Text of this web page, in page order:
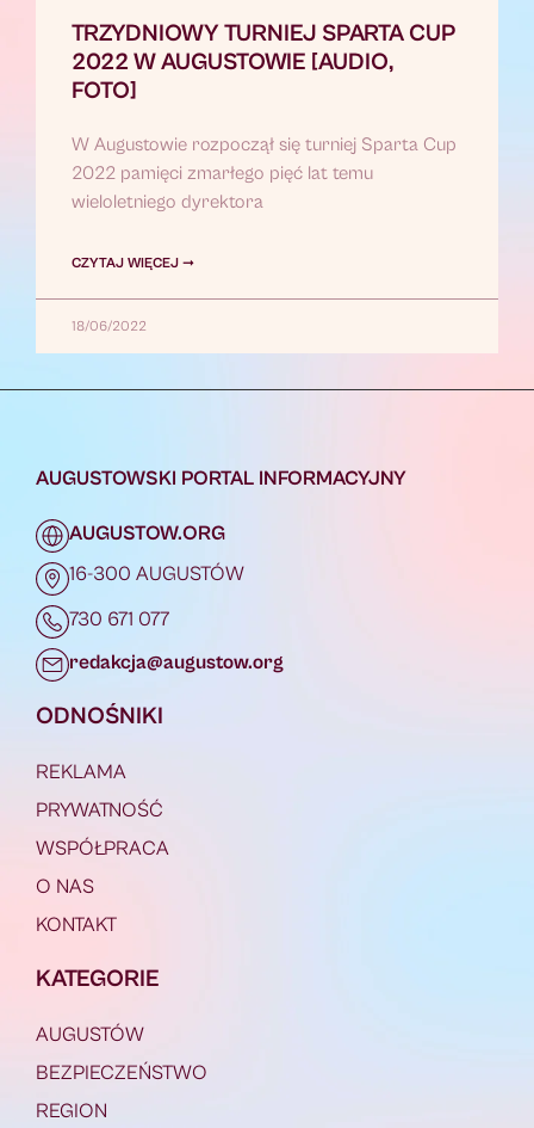
TRZYDNIOWY TURNIEJ SPARTA CUP
2022 W AUGUSTOWIE [AUDIO,
FOTO]
W Augustowie rozpoczął się turniej Sparta Cup
2022 pamięci zmarłego pięć lat temu
wieloletniego dyrektora
CZYTAJ WIĘCEJ ➞
18/06/2022
AUGUSTOWSKI PORTAL INFORMACYJNY
AUGUSTOW.ORG
16-300 AUGUSTÓW
730 671 077
redakcja@augustow.org
ODNOŚNIKI
REKLAMA
PRYWATNOŚĆ
WSPÓŁPRACA
O NAS
KONTAKT
KATEGORIE
AUGUSTÓW
BEZPIECZEŃSTWO
REGION